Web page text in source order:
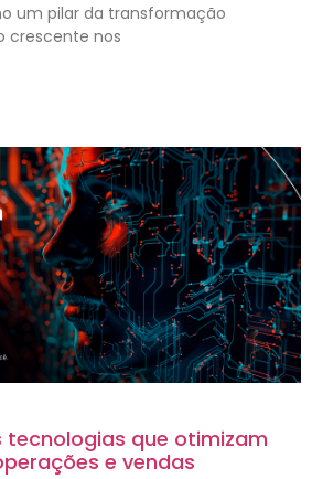
um pilar da transformação
crescente nos
tecnologias que otimizam
e vendas